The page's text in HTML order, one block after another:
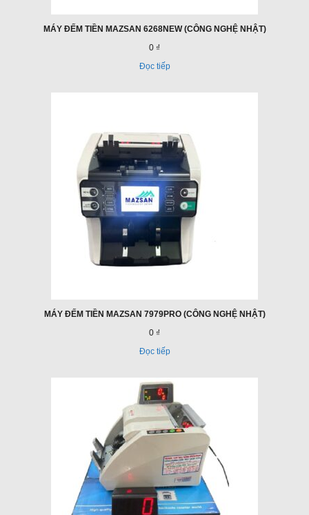
MÁY ĐẾM TIỀN MAZSAN 6268NEW (CÔNG NGHỆ NHẬT)
0 ₫
Đọc tiếp
MÁY ĐẾM TIỀN MAZSAN 7979PRO (CÔNG NGHỆ NHẬT)
0 ₫
Đọc tiếp